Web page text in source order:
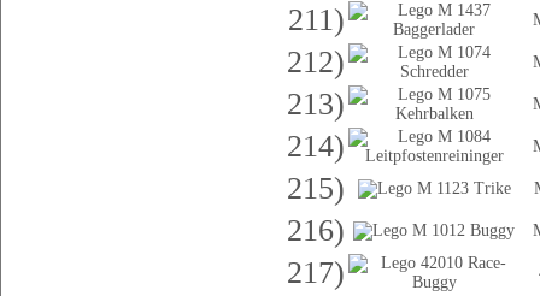
211)
212)
213)
214)
215)
216)
217)